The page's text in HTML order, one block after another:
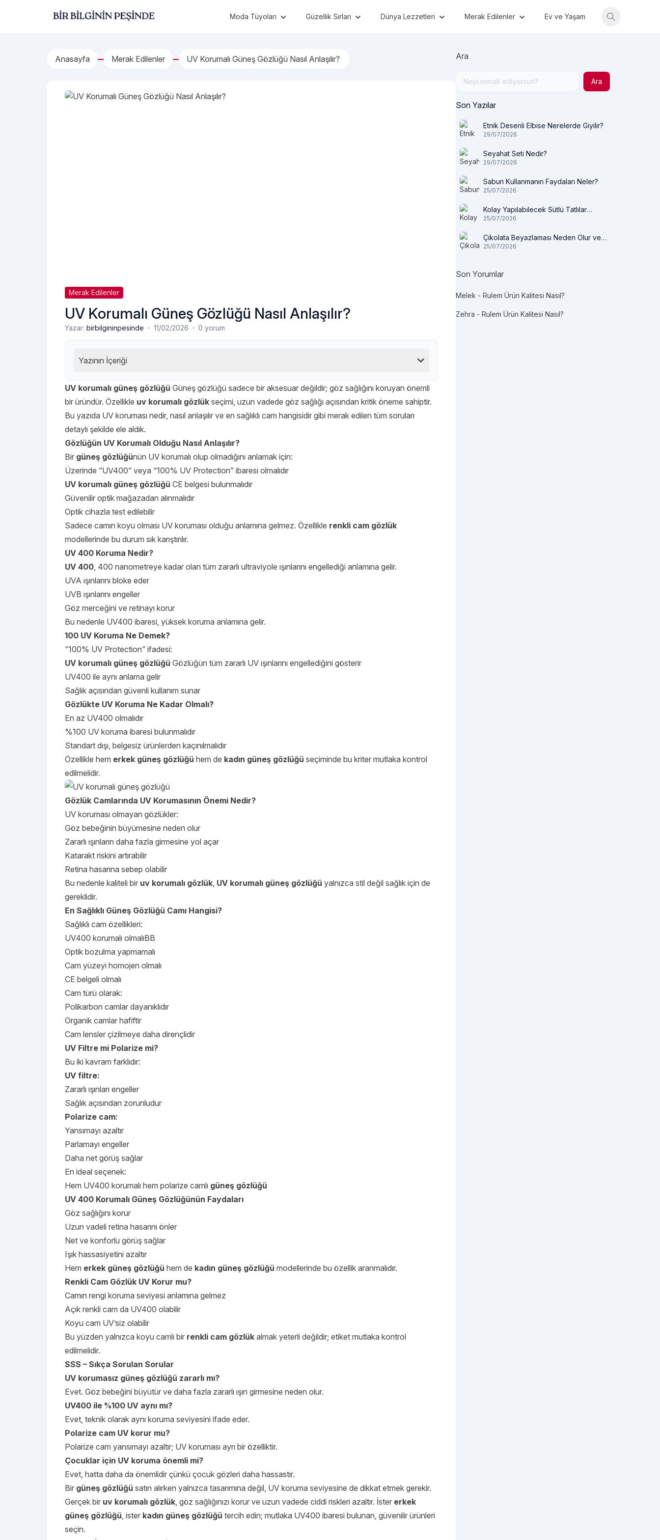
Bir Bilginin Peşinde! Moda Tüyoları Güzellik Sırları Dünya Lezzetleri Merak Edilenler Ev ve Yaşam
Anasayfa Merak Edilenler UV Korumalı Güneş Gözlüğü Nasıl Anlaşılır?
Merak Edilenler
UV Korumalı Güneş Gözlüğü Nasıl Anlaşılır?
Yazar: birbilgininpesinde · 11/02/2026 · 0 yorum
Yazının İçeriği
UV korumalı güneş gözlüğü Güneş gözlüğü sadece bir aksesuar değildir; göz sağlığını koruyan önemli
bir üründür. Özellikle uv korumalı gözlük seçimi, uzun vadede göz sağlığı açısından kritik öneme sahiptir.
Bu yazıda UV koruması nedir, nasıl anlaşılır ve en sağlıklı cam hangisidir gibi merak edilen tüm soruları
detaylı şekilde ele aldık.
Gözlüğün UV Korumalı Olduğu Nasıl Anlaşılır?
Bir güneş gözlüğünün UV korumalı olup olmadığını anlamak için:
Üzerinde “UV400” veya “100% UV Protection” ibaresi olmalıdır
UV korumalı güneş gözlüğü CE belgesi bulunmalıdır
Güvenilir optik mağazadan alınmalıdır
Optik cihazla test edilebilir
Sadece camın koyu olması UV koruması olduğu anlamına gelmez. Özellikle renkli cam gözlük
modellerinde bu durum sık karıştırılır.
UV 400 Koruma Nedir?
UV 400, 400 nanometreye kadar olan tüm zararlı ultraviyole ışınlarını engellediği anlamına gelir.
UVA ışınlarını bloke eder
UVB ışınlarını engeller
Göz merceğini ve retinayı korur
Bu nedenle UV400 ibaresi, yüksek koruma anlamına gelir.
100 UV Koruma Ne Demek?
“100% UV Protection” ifadesi:
UV korumalı güneş gözlüğü Gözlüğün tüm zararlı UV ışınlarını engellediğini gösterir
UV400 ile aynı anlama gelir
Sağlık açısından güvenli kullanım sunar
Gözlükte UV Koruma Ne Kadar Olmalı?
En az UV400 olmalıdır
%100 UV koruma ibaresi bulunmalıdır
Standart dışı, belgesiz ürünlerden kaçınılmalıdır
Özellikle hem erkek güneş gözlüğü hem de kadın güneş gözlüğü seçiminde bu kriter mutlaka kontrol
edilmelidir.
Gözlük Camlarında UV Korumasının Önemi Nedir?
UV koruması olmayan gözlükler:
Göz bebeğinin büyümesine neden olur
Zararlı ışınların daha fazla girmesine yol açar
Katarakt riskini artırabilir
Retina hasarına sebep olabilir
Bu nedenle kaliteli bir uv korumalı gözlük, UV korumalı güneş gözlüğü yalnızca stil değil sağlık için de
gereklidir.
En Sağlıklı Güneş Gözlüğü Camı Hangisi?
Sağlıklı cam özellikleri:
UV400 korumalı olmalıBB
Optik bozulma yapmamalı
Cam yüzeyi homojen olmalı
CE belgeli olmalı
Cam türü olarak:
Polikarbon camlar dayanıklıdır
Organik camlar hafiftir
Cam lensler çizilmeye daha dirençlidir
UV Filtre mi Polarize mi?
Bu iki kavram farklıdır:
UV filtre:
Zararlı ışınları engeller
Sağlık açısından zorunludur
Polarize cam:
Yansımayı azaltır
Parlamayı engeller
Daha net görüş sağlar
En ideal seçenek:
Hem UV400 korumalı hem polarize camlı güneş gözlüğü
UV 400 Korumalı Güneş Gözlüğünün Faydaları
Göz sağlığını korur
Uzun vadeli retina hasarını önler
Net ve konforlu görüş sağlar
Işık hassasiyetini azaltır
Hem erkek güneş gözlüğü hem de kadın güneş gözlüğü modellerinde bu özellik aranmalıdır.
Renkli Cam Gözlük UV Korur mu?
Camın rengi koruma seviyesi anlamına gelmez
Açık renkli cam da UV400 olabilir
Koyu cam UV’siz olabilir
Bu yüzden yalnızca koyu camlı bir renkli cam gözlük almak yeterli değildir; etiket mutlaka kontrol
edilmelidir.
SSS – Sıkça Sorulan Sorular
UV korumasız güneş gözlüğü zararlı mı?
Evet. Göz bebeğini büyütür ve daha fazla zararlı ışın girmesine neden olur.
UV400 ile %100 UV aynı mı?
Evet, teknik olarak aynı koruma seviyesini ifade eder.
Polarize cam UV korur mu?
Polarize cam yansımayı azaltır; UV koruması ayrı bir özelliktir.
Çocuklar için UV koruma önemli mi?
Evet, hatta daha da önemlidir çünkü çocuk gözleri daha hassastır.
Bir güneş gözlüğü satın alırken yalnızca tasarımına değil, UV koruma seviyesine de dikkat etmek gerekir.
Gerçek bir uv korumalı gözlük, göz sağlığınızı korur ve uzun vadede ciddi riskleri azaltır. İster erkek
güneş gözlüğü, ister kadın güneş gözlüğü tercih edin; mutlaka UV400 ibaresi bulunan, güvenilir ürünleri
seçin.
Ara
Ara
Son Yazılar
Etnik Desenli Elbise Nerelerde Giyilir?
29/07/2026
Seyahat Seti Nedir?
29/07/2026
Sabun Kullanmanın Faydaları Neler?
25/07/2026
Kolay Yapılabilecek Sütlü Tatlılar
Nelerdir?
25/07/2026
Çikolata Beyazlaması Neden Olur ve
Tüketilir mi?
25/07/2026
Son Yorumlar
Melek - Rulem Ürün Kalitesi Nasıl?
Zehra - Rulem Ürün Kalitesi Nasıl?